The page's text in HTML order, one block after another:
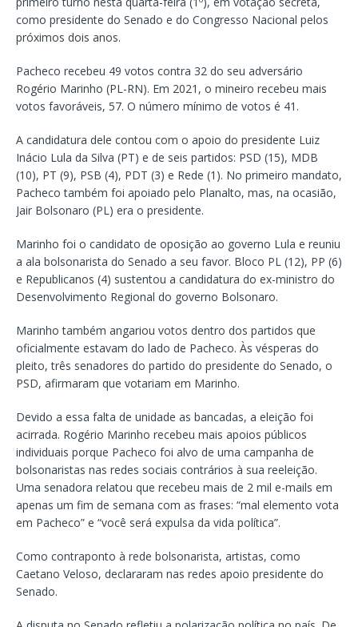
como presidente do Senado e do Congresso Nacional pelos
próximos dois anos.
Pacheco recebeu 49 votos contra 32 do seu adversário
Rogério Marinho (PL-RN). Em 2021, o mineiro recebeu mais
votos favoráveis, 57. O número mínimo de votos é 41.
A candidatura dele contou com o apoio do presidente Luiz
Inácio Lula da Silva (PT) e de seis partidos: PSD (15), MDB
(10), PT (9), PSB (4), PDT (3) e Rede (1). No primeiro mandato,
Pacheco também foi apoiado pelo Planalto, mas, na ocasião,
Jair Bolsonaro (PL) era o presidente.
Marinho foi o candidato de oposição ao governo Lula e reuniu
a ala bolsonarista do Senado a seu favor. Bloco PL (12), PP (6)
e Republicanos (4) sustentou a candidatura do ex-ministro do
Desenvolvimento Regional do governo Bolsonaro.
Marinho também angariou votos dentro dos partidos que
oficialmente estavam do lado de Pacheco. Às vésperas do
pleito, três senadores do partido do presidente do Senado, o
PSD, afirmaram que votariam em Marinho.
Devido a essa falta de unidade as bancadas, a eleição foi
acirrada. Rogério Marinho recebeu mais apoios públicos
individuais porque Pacheco foi alvo de uma campanha de
bolsonaristas nas redes sociais contrários à sua reeleição.
Uma senadora relatou que recebeu mais de 2 mil e-mails em
apenas um fim de semana com as frases: “mal elemento vota
em Pacheco” e “você será expulsa da vida política”.
Como contraponto à rede bolsonarista, artistas, como
Caetano Veloso, declararam nas redes apoio presidente do
Senado.